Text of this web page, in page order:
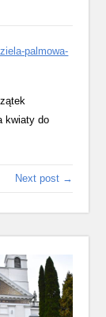
palmowa-
kwiaty do
Next post →